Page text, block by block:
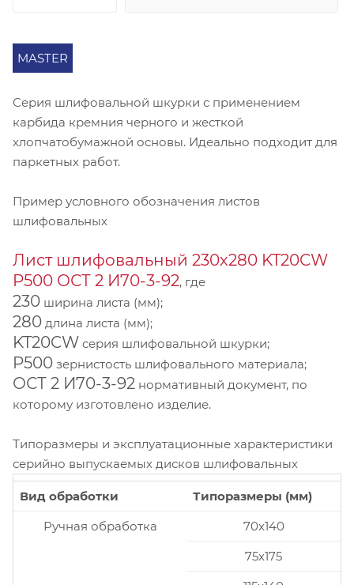
MASTER
Серия шлифовальной шкурки с применением
карбида кремния черного и жесткой
хлопчатобумажной основы. Идеально подходит для
паркетных работ.
Пример условного обозначения листов
шлифовальных
Лист шлифовальный 230х280 KT20CW
P500 ОСТ 2 И70-3-92, где
230 ширина листа (мм);
280 длина листа (мм);
KT20CW серия шлифовальной шкурки;
P500 зернистость шлифовального материала;
ОСТ 2 И70-3-92 нормативный документ, по
которому изготовлено изделие.
Типоразмеры и эксплуатационные характеристики
серийно выпускаемых дисков шлифовальных
Вид обработки
Типоразмеры (мм)
Ручная обработка
70x140
75x175